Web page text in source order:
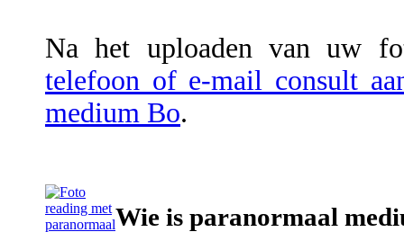
Na het uploaden van uw
telefoon of e-mail consult
medium Bo.
Wie is paranormaal